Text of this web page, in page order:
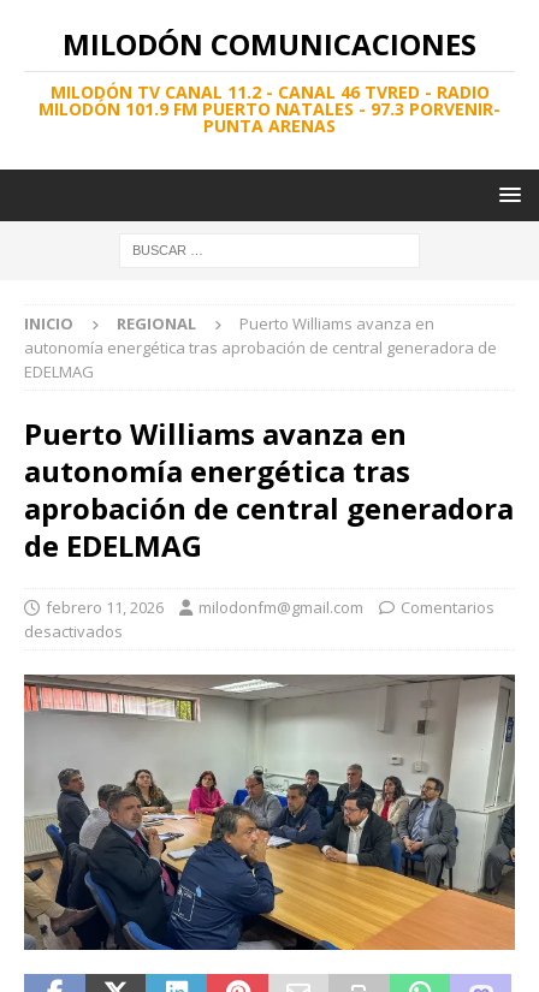
MILODÓN COMUNICACIONES
MILODÓN TV CANAL 11.2 - CANAL 46 TVRED - RADIO
MILODÓN 101.9 FM PUERTO NATALES - 97.3 PORVENIR-
PUNTA ARENAS
INICIO REGIONAL
Puerto Williams avanza en
autonomía energética tras aprobación de central generadora de
EDELMAG
Puerto Williams avanza en
autonomía energética tras
aprobación de central generadora
de EDELMAG
febrero 11, 2026 milodonfm@gmail.com
Comentarios
desactivados